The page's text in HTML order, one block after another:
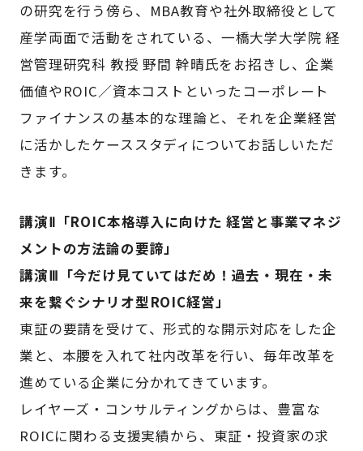
の研究を行う傍ら、MBA教育や社外取締役として
産学両面で活動をされている、一橋大学大学院 経
営管理研究科 教授 野間 幹晴氏をお招きし、企業
価値やROIC／資本コストといったコーポレート
ファイナンスの基本的な理論と、それを企業経営
に活かしたケーススタディについてお話しいただ
きます。
講演Ⅱ「ROIC本格導入に向けた 経営と事業マネジ
メントの方法論の要諦」
講演Ⅲ「今だけ見ていてはだめ！過去・現在・未
来を繋ぐシナリオ型ROIC経営」
東証の要請を受けて、形式的な開示対応をした企
業と、本腰を入れて社内改革を行い、毎年改革を
進めている企業に分かれてきています。
レイヤーズ・コンサルティングからは、豊富な
ROICに関わる支援実績から、東証・投資家の求